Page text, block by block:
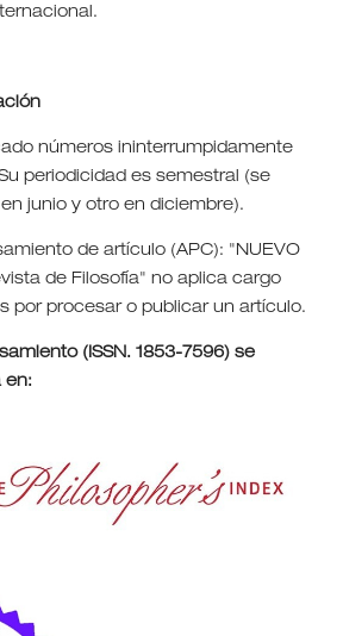
números ininterrumpidamente
periodicidad es semestral (se
junio y otro en diciembre).
de artículo (APC): "NUEVO
de Filosofía" no aplica cargo
por procesar o publicar un artículo.
(ISSN. 1853-7596) se
en: